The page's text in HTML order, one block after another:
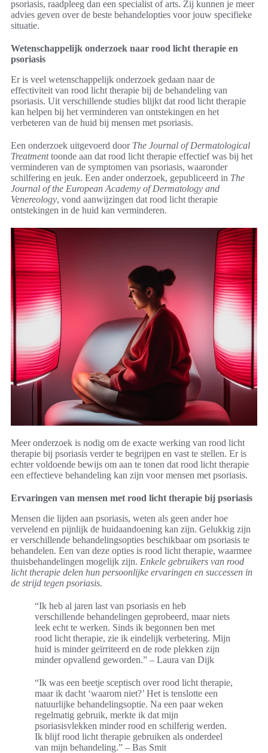
psoriasis, raadpleeg dan een specialist of arts. Zij kunnen je meer
advies geven over de beste behandelopties voor jouw specifieke
situatie.
Wetenschappelijk onderzoek naar rood licht therapie en
psoriasis
Er is veel wetenschappelijk onderzoek gedaan naar de
effectiviteit van rood licht therapie bij de behandeling van
psoriasis. Uit verschillende studies blijkt dat rood licht therapie
kan helpen bij het verminderen van ontstekingen en het
verbeteren van de huid bij mensen met psoriasis.
Een onderzoek uitgevoerd door The Journal of Dermatological
Treatmenttoonde aan dat rood licht therapie effectief was bij het
verminderen van de symptomen van psoriasis, waaronder
schilfering en jeuk. Een ander onderzoek, gepubliceerd in The
Journal of the European Academy of Dermatology and
Venereology, vond aanwijzingen dat rood licht therapie
ontstekingen in de huid kan verminderen.
Meer onderzoek is nodig om de exacte werking van rood licht
therapie bij psoriasis verder te begrijpen en vast te stellen. Er is
echter voldoende bewijs om aan te tonen dat rood licht therapie
een effectieve behandeling kan zijn voor mensen met psoriasis.
Ervaringen van mensen met rood licht therapie bij psoriasis
Mensen die lijden aan psoriasis, weten als geen ander hoe
vervelend en pijnlijk de huidaandoening kan zijn. Gelukkig zijn
er verschillende behandelingsopties beschikbaar om psoriasis te
behandelen. Een van deze opties is rood licht therapie, waarmee
thuisbehandelingen mogelijk zijn. Enkele gebruikers van rood
licht therapie delen hun persoonlijke ervaringen en successen in
de strijd tegen psoriasis.
“Ik heb al jaren last van psoriasis en heb
verschillende behandelingen geprobeerd, maar niets
leek echt te werken. Sinds ik begonnen ben met
rood licht therapie, zie ik eindelijk verbetering. Mijn
huid is minder geïrriteerd en de rode plekken zijn
minder opvallend geworden.” – Laura van Dijk
“Ik was een beetje sceptisch over rood licht therapie,
maar ik dacht ‘waarom niet?’ Het is tenslotte een
natuurlijke behandelingsoptie. Na een paar weken
regelmatig gebruik, merkte ik dat mijn
psoriasisvlekken minder rood en schilferig werden.
Ik blijf rood licht therapie gebruiken als onderdeel
van mijn behandeling.” – Bas Smit